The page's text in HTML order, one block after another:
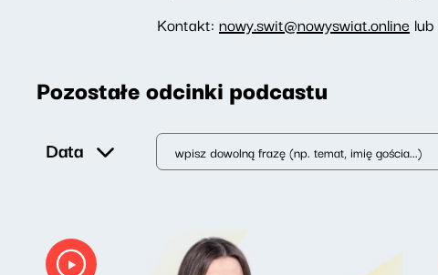
Kontakt: nowy.swit@nowyswiat.online lub
Pozostałe odcinki podcastu
Data